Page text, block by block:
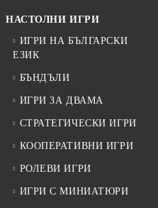
НАСТОЛНИ ИГРИ
ИГРИ НА БЪЛГАРСКИ
ЕЗИК
БЪНДЪЛИ
ИГРИ ЗА ДВАМА
СТРАТЕГИЧЕСКИ ИГРИ
КООПЕРАТИВНИ ИГРИ
РОЛЕВИ ИГРИ
ИГРИ С МИНИАТЮРИ